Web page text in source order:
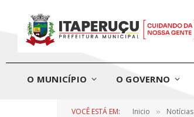
O MUNICÍPIO O GOVERNO
VOCÊ ESTÁ EM: Inicio » Notícias